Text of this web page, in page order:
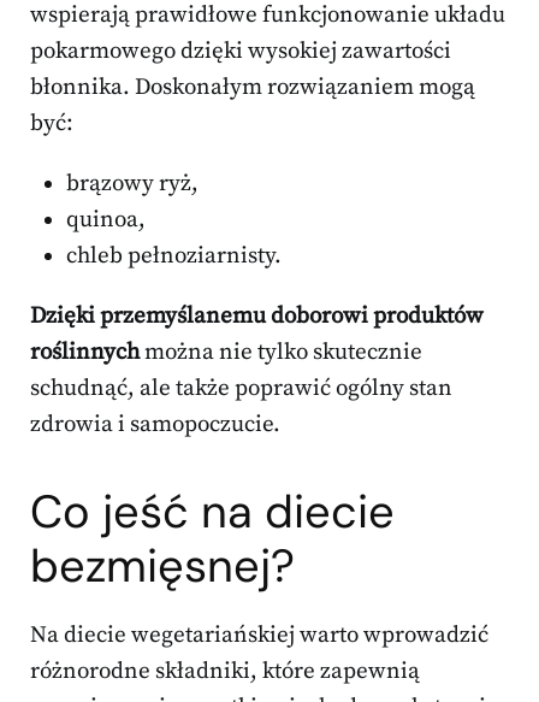
wspierają prawidłowe funkcjonowanie układu
pokarmowego dzięki wysokiej zawartości
błonnika. Doskonałym rozwiązaniem mogą
być:
brązowy ryż,
quinoa,
chleb pełnoziarnisty.
Dzięki przemyślanemu doborowi produktów
roślinnychmożna nie tylko skutecznie
schudnąć, ale także poprawić ogólny stan
zdrowia i samopoczucie.
Co jeść na diecie
bezmięsnej?
Na diecie wegetariańskiej warto wprowadzić
różnorodne składniki, które zapewnią